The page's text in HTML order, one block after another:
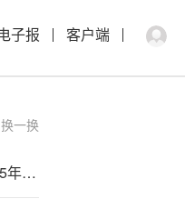
子报 客户端
换一换
凤凰股;份：9月10日将召开2025年半年度业绩说明会